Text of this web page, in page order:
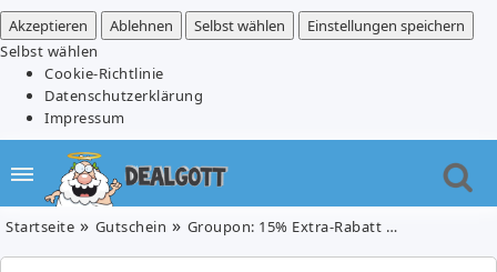
Akzeptieren
Ablehnen Selbst wählen
Einstellungen speichern
Selbst wählen
Cookie-Richtlinie
Datenschutzerklärung
Impressum
Startseite Gutschein Groupon: 15% Extra-Rabatt auf einen lokalen Deal eurer Wahl